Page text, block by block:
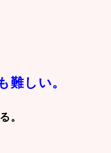
しい。
。